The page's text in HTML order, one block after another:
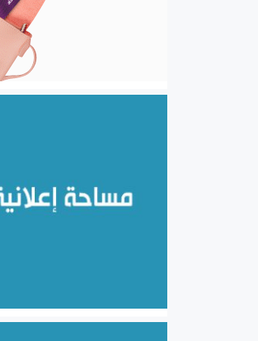
الأردن يعفي عائلات رجال الأعمال
الموافقة المسبقة للدخول إلى